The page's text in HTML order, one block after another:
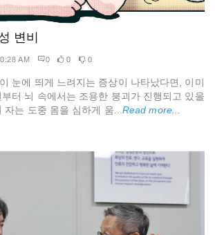
변비
AM 0 0 0
눈에 띄게 느려지는 증상이 나타났다면, 이미
터 뇌 속에서는 조용한 붕괴가 진행되고 있을
는 도중 몸을 심하게 움... Read more...